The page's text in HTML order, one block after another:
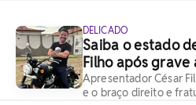
DELICADO
Saiba o estado
Filho após
Apresentador César
e o braço direito e